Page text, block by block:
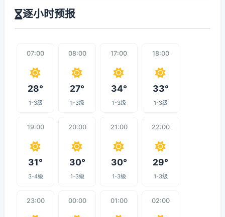
逐小时预报
07:00
28°
1-3级
08:00
27°
1-3级
17:00
34°
1-3级
18:00
33°
1-3级
19:00
31°
3-4级
20:00
30°
1-3级
21:00
30°
1-3级
22:00
29°
1-3级
23:00 00:00 01:00 02:00